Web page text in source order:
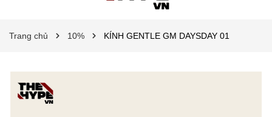
Trang chủ 10% KÍNH GENTLE GM DAYSDAY 01